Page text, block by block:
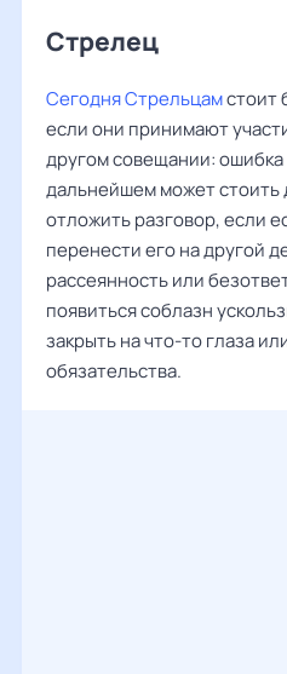
Стрелец
Сегодня Стрельцамстоит
если они принимают
другом совещании:
дальнейшем может стоить
отложить разговор, если
перенести его на другой
рассеянность или
появиться соблазн
закрыть на что-то глаза
обязательства.